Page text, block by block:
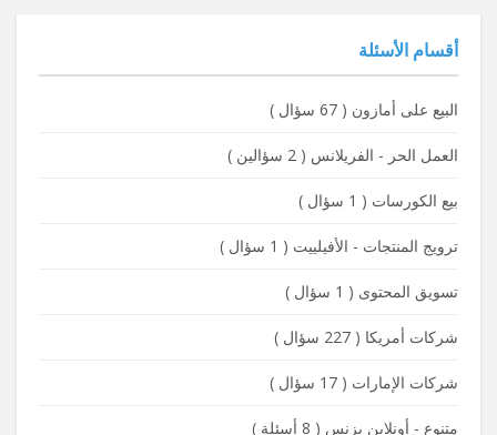
أقسام الأسئلة
البيع على أمازون ( 67 سؤال )
العمل الحر - الفريلانس ( 2 سؤالين )
بيع الكورسات ( 1 سؤال )
ترويج المنتجات - الأفيلييت ( 1 سؤال )
تسويق المحتوى ( 1 سؤال )
شركات أمريكا ( 227 سؤال )
شركات الإمارات ( 17 سؤال )
متنوع - أونلاين بزنس ( 8 أسئلة )